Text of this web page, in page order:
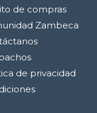
de compras
Zambeca
de privacidad